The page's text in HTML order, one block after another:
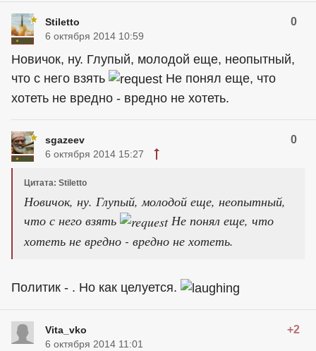
Stiletto 0
6 октября 2014 10:59
Новичок, ну. Глупый, молодой еще, неопытный,
что с него взять
Не понял еще, что
хотеть не вредно - вредно не хотеть.
sgazeev 0
6 октября 2014 15:27
Цитата: Stiletto
Новичок, ну. Глупый, молодой еще, неопытный,
что с него взять
Не понял еще, что
хотеть не вредно - вредно не хотеть.
Политик - . Но как целуется.
Vita_vko +2
6 октября 2014 11:01